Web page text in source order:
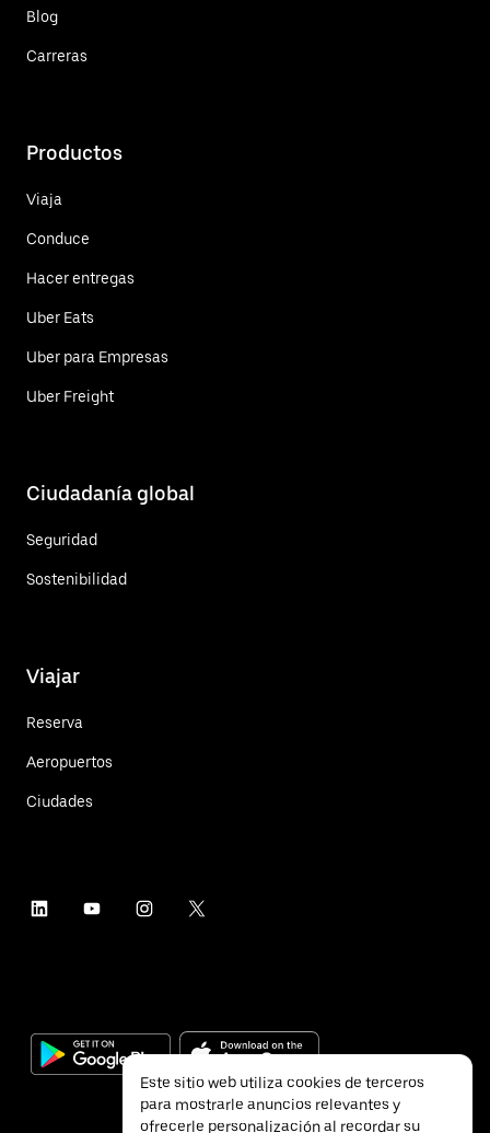
Blog
Carreras
Productos
Viaja
Conduce
Hacer entregas
Uber Eats
Uber para Empresas
Uber Freight
Ciudadanía global
Seguridad
Sostenibilidad
Viajar
Reserva
Aeropuertos
Ciudades
Este sitio web utiliza cookies de terceros
para mostrarle anuncios relevantes y
ofrecerle personalización al recordar su